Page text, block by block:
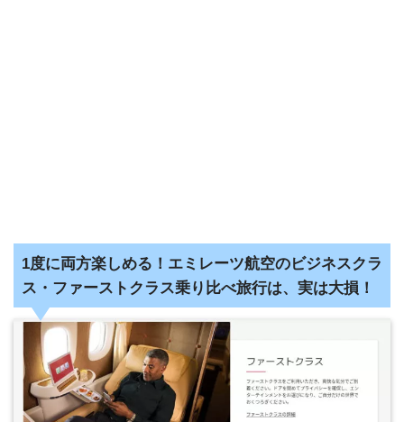
1度に両方楽しめる！エミレーツ航空のビジネスクラ
ス・ファーストクラス乗り比べ旅行は、実は大損！